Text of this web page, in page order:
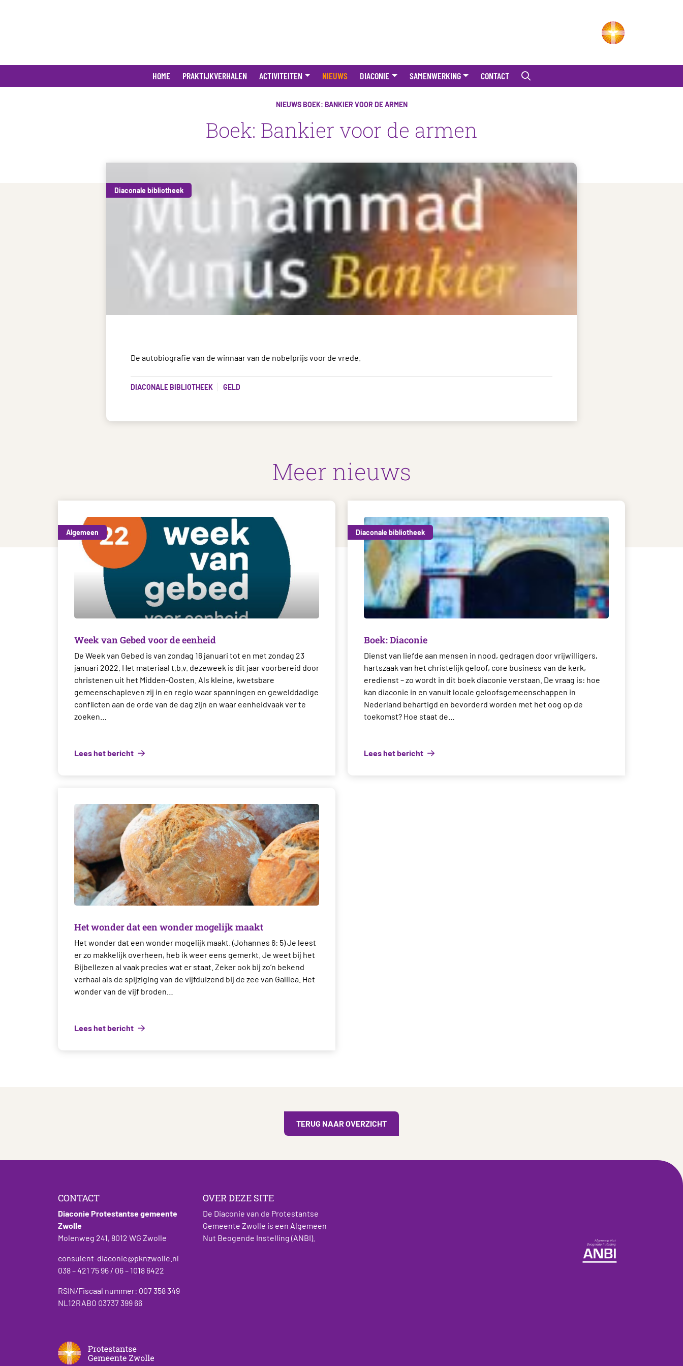
HOME PRAKTIJKVERHALEN ACTIVITEITEN NIEUWS DIACONIE SAMENWERKING CONTACT
NIEUWS BOEK: BANKIER VOOR DE ARMEN
Boek: Bankier voor de armen
Diaconale bibliotheek
De autobiografie van de winnaar van de nobelprijs voor de vrede.
DIACONALE BIBLIOTHEEK GELD
Meer nieuws
Algemeen
Week van Gebed voor de eenheid
De Week van Gebed is van zondag 16 januari tot en met zondag 23
januari 2022. Het materiaal t.b.v. dezeweek is dit jaar voorbereid door
christenen uit het Midden-Oosten. Als kleine, kwetsbare
gemeenschapleven zij in en regio waar spanningen en gewelddadige
conflicten aan de orde van de dag zijn en waar eenheidvaak ver te
zoeken…
Lees het bericht
Diaconale bibliotheek
Boek: Diaconie
Dienst van liefde aan mensen in nood, gedragen door vrijwilligers,
hartszaak van het christelijk geloof, core business van de kerk,
eredienst – zo wordt in dit boek diaconie verstaan. De vraag is: hoe
kan diaconie in en vanuit locale geloofsgemeenschappen in
Nederland behartigd en bevorderd worden met het oog op de
toekomst? Hoe staat de…
Lees het bericht
Het wonder dat een wonder mogelijk maakt
Het wonder dat een wonder mogelijk maakt. (Johannes 6: 5) Je leest
er zo makkelijk overheen, heb ik weer eens gemerkt. Je weet bij het
Bijbellezen al vaak precies wat er staat. Zeker ook bij zo’n bekend
verhaal als de spijziging van de vijfduizend bij de zee van Galilea. Het
wonder van de vijf broden…
Lees het bericht
TERUG NAAR OVERZICHT
CONTACT
Diaconie Protestantse gemeente
Zwolle
Molenweg 241, 8012 WG Zwolle
consulent-diaconie@pknzwolle.nl
038 – 421 75 96 / 06 – 1018 6422
RSIN/Fiscaal nummer: 007 358 349
NL12RABO 03737 399 66
OVER DEZE SITE
De Diaconie van de Protestantse
Gemeente Zwolle is een Algemeen
Nut Beogende Instelling (ANBI).